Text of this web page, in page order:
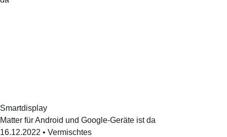
Smartdisplay
Matter für Android und Google-Geräte ist da
16.12.2022 • Vermischtes